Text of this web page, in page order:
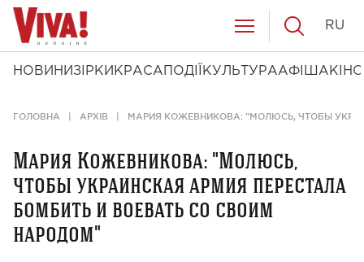
НОВИНИ ЗІРКИ КРАСА ПОДІЇ КУЛЬТУРААФІША КІНО
RU
ГОЛОВНА АРХІВ МАРИЯ КОЖЕВНИКОВА: "МОЛЮСЬ, ЧТОБЫ
Мария Кожевникова: "Молюсь,
чтобы украинская армия перестала
бомбить и воевать со своим
народом"